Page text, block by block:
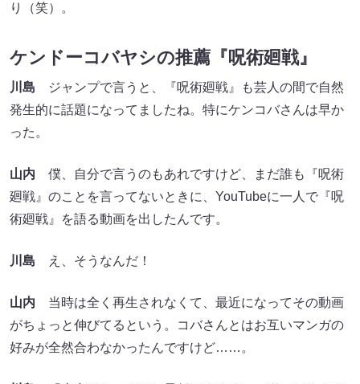
り（笑）。
ケンドーコバヤシの推薦『呪術廻戦』
川島 ジャンプで言うと、『呪術廻戦』も芸人の間で自然
発生的に話題になってましたね。特にケンコバさんは早か
った。
山内 僕、自分で言うのもあれですけど、まだ誰も『呪術
廻戦』のことを言ってないときに、YouTubeに一人で『呪
術廻戦』を語る動画を出したんです。
川島 え、そうなんだ！
山内 当時は全く再生されなくて、最近になってその動画
がちょっと伸びてるという。コバさんとはお互いマンガの
好みが全然合わなかったんですけど……。